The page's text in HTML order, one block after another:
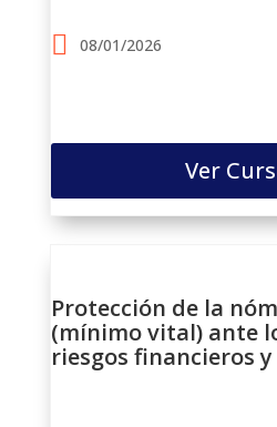
08/01/2026
Ver
Protección de la
(mínimo vital) ante
riesgos financieros